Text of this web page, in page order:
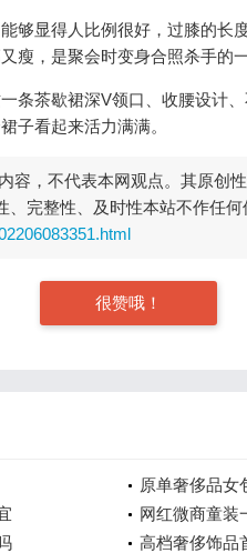
够显得人比例很好，过膝的长
瘦，是聚会时变身合照杀手的一
条茶歇裙深V领口、收腰设计
子看起来活力满满。
容，不代表本网观点。其原创
完整性、及时性本站不作任
很赞哦！
原单奢侈品女
网红微商童装
高档奢侈饰品